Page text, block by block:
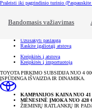
Praleisti iki pagrindinio turinio
Bandomasis važiavimas
Spartusis pasirinkimas Spustelėkite,
Užsisakyti paslaugą
Raskite įgaliotąjį atstovą
Kreipkitės į atstovą
Kreipkitės į importuotoją
TOYOTA PIRKIMO SUBSIDIJA NUO 4
ĮSPŪDINGA IŠVAIZDA IR DINAMIKA.
KAMPANIJOS KAINA NUO 41
MĖNESINĖ ĮMOKA NUO 428
ŽIEMINIŲ RATLANKIŲ IR